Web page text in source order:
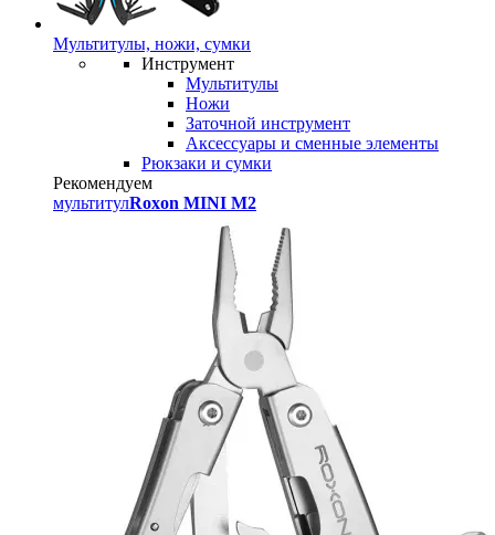
Мультитулы, ножи, сумки
Инструмент
Мультитулы
Ножи
Заточной инструмент
Аксессуары и сменные элементы
Рюкзаки и сумки
Рекомендуем
мультитулRoxon MINI M2